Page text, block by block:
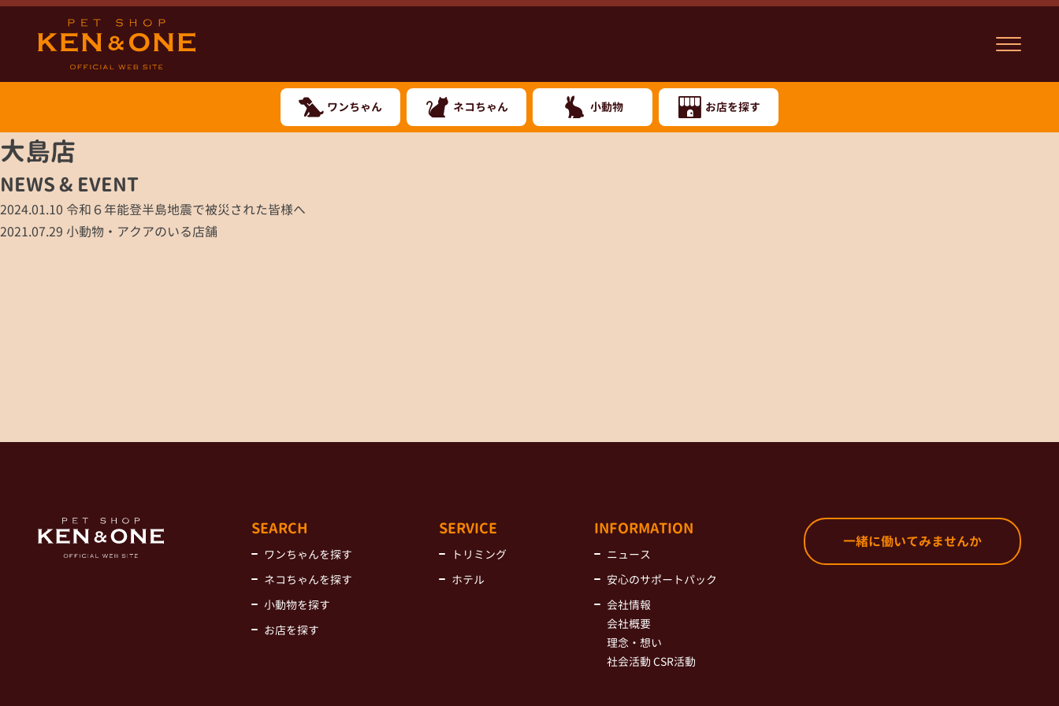
ワンちゃん ネコちゃん 小動物 お店を探す
大島店
NEWS & EVENT
2024.01.10 令和６年能登半島地震で被災された皆様へ
2021.07.29 小動物・アクアのいる店舗
SEARCH
ワンちゃんを探す
ネコちゃんを探す
小動物を探す
お店を探す
SERVICE
トリミング
ホテル
INFORMATION
ニュース
安心のサポートパック
会社情報
会社概要
理念・想い
社会活動 CSR活動
一緒に働いてみませんか